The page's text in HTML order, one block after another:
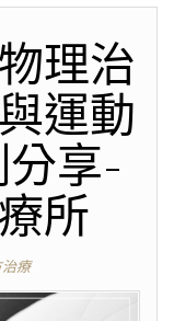
理治
運動
分享-
所
療